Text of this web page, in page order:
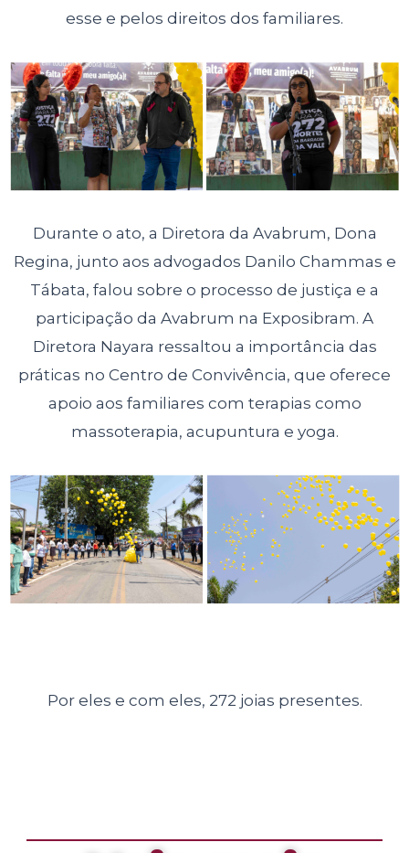
esse e pelos direitos dos familiares.
Durante o ato, a Diretora da Avabrum, Dona
Regina, junto aos advogados Danilo Chammas e
Tábata, falou sobre o processo de justiça e a
participação da Avabrum na Exposibram. A
Diretora Nayara ressaltou a importância das
práticas no Centro de Convivência, que oferece
apoio aos familiares com terapias como
massoterapia, acupuntura e yoga.
Por eles e com eles, 272 joias presentes.